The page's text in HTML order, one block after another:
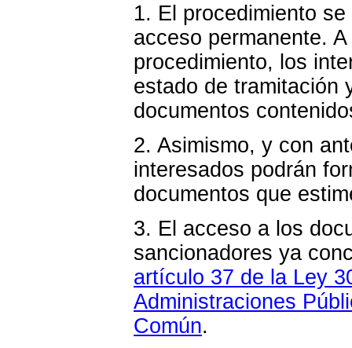
1. El procedimiento
acceso permanente.
procedimiento, los
estado de tramitación
documentos
2. Asimismo, y con
interesados podrán
documentos que
3. El acceso a los
sancionadores ya
artículo 37 de la Ley
Administraciones
Común.